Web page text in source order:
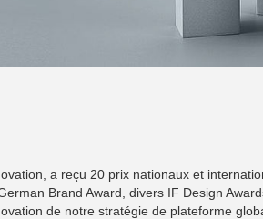
a reçu 20 prix nationaux et
Brand Award, divers IF Design
de notre stratégie de plateforme